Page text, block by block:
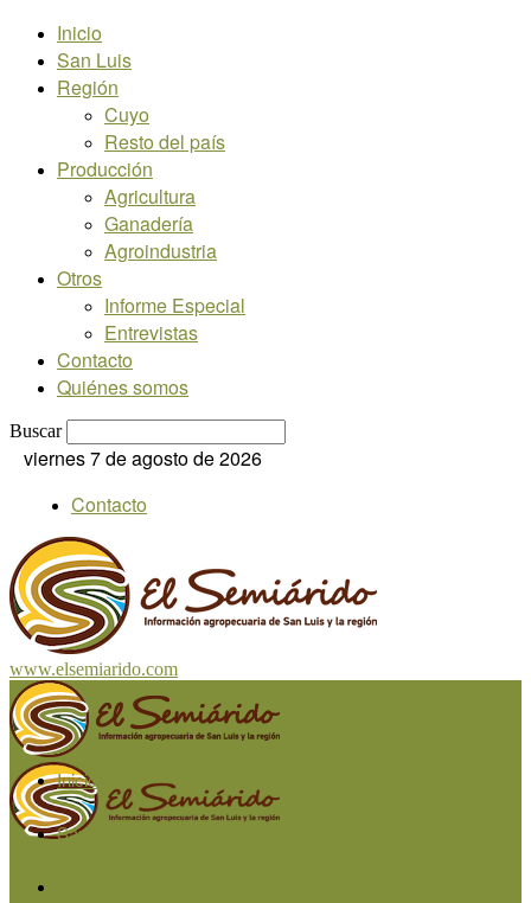
Inicio
San Luis
Región
Cuyo
Resto del país
Producción
Agricultura
Ganadería
Agroindustria
Otros
Informe Especial
Entrevistas
Contacto
Quiénes somos
Buscar
viernes 7 de agosto de 2026
Contacto
www.elsemiarido.com
Inicio
San Luis